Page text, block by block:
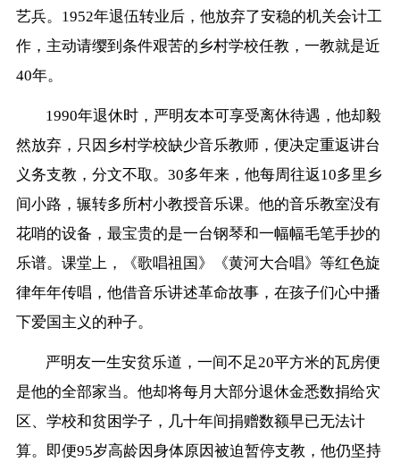
艺兵。1952年退伍转业后，他放弃了安稳的机关会计工
作，主动请缨到条件艰苦的乡村学校任教，一教就是近
40年。
1990年退休时，严明友本可享受离休待遇，他却毅
然放弃，只因乡村学校缺少音乐教师，便决定重返讲台
义务支教，分文不取。30多年来，他每周往返10多里乡
间小路，辗转多所村小教授音乐课。他的音乐教室没有
花哨的设备，最宝贵的是一台钢琴和一幅幅毛笔手抄的
乐谱。课堂上，《歌唱祖国》《黄河大合唱》等红色旋
律年年传唱，他借音乐讲述革命故事，在孩子们心中播
下爱国主义的种子。
严明友一生安贫乐道，一间不足20平方米的瓦房便
是他的全部家当。他却将每月大部分退休金悉数捐给灾
区、学校和贫困学子，几十年间捐赠数额早已无法计
算。即便95岁高龄因身体原因被迫暂停支教，他仍坚持